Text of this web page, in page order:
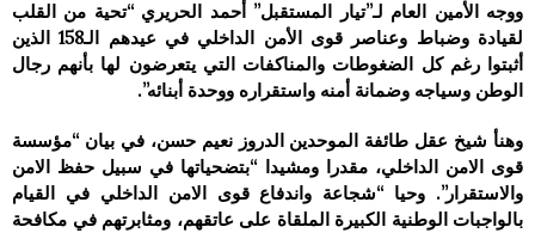
ووجه الأمين العام لـ”تيار المستقبل” أحمد الحريري “تحية من القلب
لقيادة وضباط وعناصر قوى الأمن الداخلي في عيدهم الـ158 الذين
أثبتوا رغم كل الضغوطات والمناكفات التي يتعرضون لها بأنهم رجال
الوطن وسياجه وضمانة أمنه واستقراره ووحدة أبنائه”.
وهنأ شيخ عقل طائفة الموحدين الدروز نعيم حسن، في بيان “مؤسسة
قوى الامن الداخلي، مقدرا ومشيدا “بتضحياتها في سبيل حفظ الامن
والاستقرار”. وحيا “شجاعة واندفاع قوى الامن الداخلي في القيام
بالواجبات الوطنية الكبيرة الملقاة على عاتقهم، ومثابرتهم في مكافحة